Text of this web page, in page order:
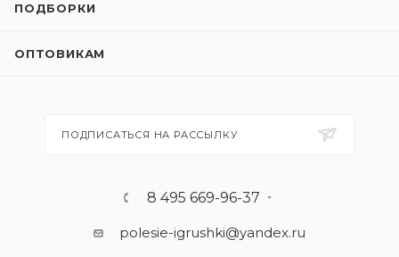
ПОДБОРКИ
ОПТОВИКАМ
ПОДПИСАТЬСЯ НА РАССЫЛКУ
8 495 669-96-37
polesie-igrushki@yandex.ru